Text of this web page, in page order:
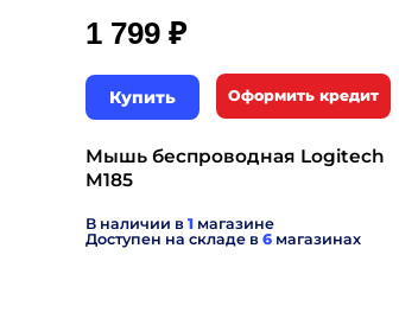
1 799 ₽
Купить Оформить кредит
Мышь беспроводная Logitech
M185
В наличии в 1 магазине
Доступен на складе в 6 магазинах